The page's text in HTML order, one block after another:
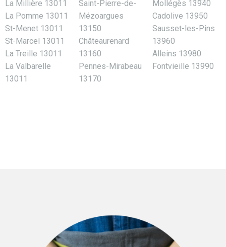
La Millière 13011
La Pomme 13011
St-Menet 13011
St-Marcel 13011
La Treille 13011
La Valbarelle
13011
Saint-Pierre-de-
Mézoargues
13150
Châteaurenard
13160
Pennes-Mirabeau
13170
Mollégès 13940
Cadolive 13950
Sausset-les-Pins
13960
Alleins 13980
Fontvieille 13990